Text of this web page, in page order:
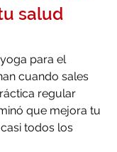
salud
para el
cuando sales
regular
que mejora tu
todos los